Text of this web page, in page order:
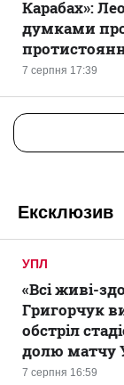
7 серпня 17:39
Карабах»:
думками
Ексклюзив
УПЛ
7 серпня 16:59
«Всі живі-
Григорчук
обстріл
долю матчу